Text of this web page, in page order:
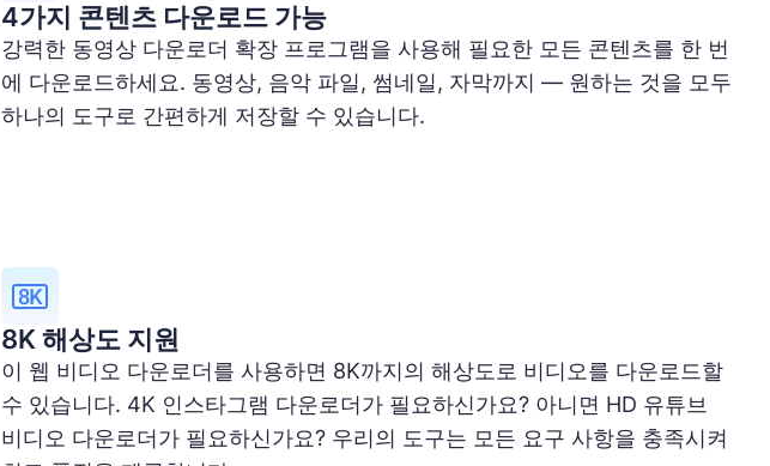
4가지 콘텐츠 다운로드 가능
강력한 동영상 다운로더 확장 프로그램을 사용해 필요한 모든 콘텐츠를 한 번
에 다운로드하세요. 동영상, 음악 파일, 썸네일, 자막까지 — 원하는 것을 모두
하나의 도구로 간편하게 저장할 수 있습니다.
8K 해상도 지원
이 웹 비디오 다운로더를 사용하면 8K까지의 해상도로 비디오를 다운로드할
수 있습니다. 4K 인스타그램 다운로더가 필요하신가요? 아니면 HD 유튜브
비디오 다운로더가 필요하신가요? 우리의 도구는 모든 요구 사항을 충족시켜